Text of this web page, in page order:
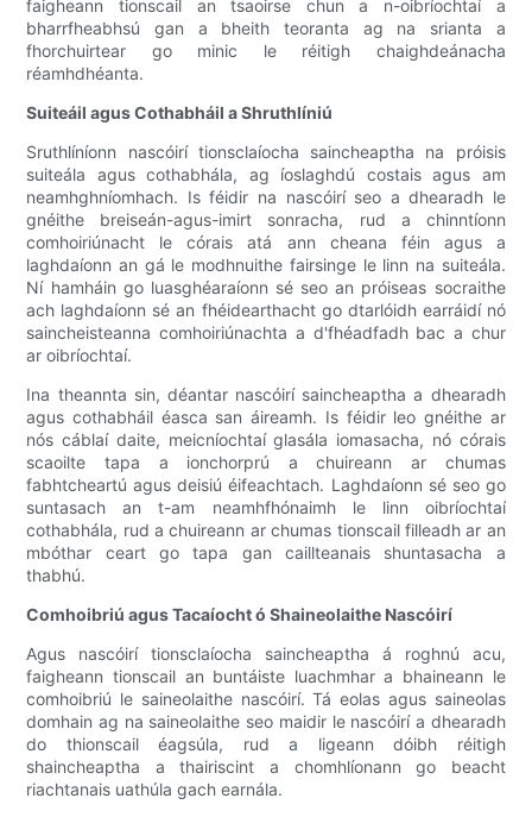
faigheann tionscail an tsaoirse chun a n-oibríochtaí a
bharrfheabhsú gan a bheith teoranta ag na srianta a
fhorchuirtear go minic le réitigh chaighdeánacha
réamhdhéanta.
Suiteáil agus Cothabháil a Shruthlíniú
Sruthlíníonn nascóirí tionsclaíocha saincheaptha na próisis
suiteála agus cothabhála, ag íoslaghdú costais agus am
neamhghníomhach. Is féidir na nascóirí seo a dhearadh le
gnéithe breiseán-agus-imirt sonracha, rud a chinntíonn
comhoiriúnacht le córais atá ann cheana féin agus a
laghdaíonn an gá le modhnuithe fairsinge le linn na suiteála.
Ní hamháin go luasghéaraíonn sé seo an próiseas socraithe
ach laghdaíonn sé an fhéidearthacht go dtarlóidh earráidí nó
saincheisteanna comhoiriúnachta a d'fhéadfadh bac a chur
ar oibríochtaí.
Ina theannta sin, déantar nascóirí saincheaptha a dhearadh
agus cothabháil éasca san áireamh. Is féidir leo gnéithe ar
nós cáblaí daite, meicníochtaí glasála iomasacha, nó córais
scaoilte tapa a ionchorprú a chuireann ar chumas
fabhtcheartú agus deisiú éifeachtach. Laghdaíonn sé seo go
suntasach an t-am neamhfhónaimh le linn oibríochtaí
cothabhála, rud a chuireann ar chumas tionscail filleadh ar an
mbóthar ceart go tapa gan caillteanais shuntasacha a
thabhú.
Comhoibriú agus Tacaíocht ó Shaineolaithe Nascóirí
Agus nascóirí tionsclaíocha saincheaptha á roghnú acu,
faigheann tionscail an buntáiste luachmhar a bhaineann le
comhoibriú le saineolaithe nascóirí. Tá eolas agus saineolas
domhain ag na saineolaithe seo maidir le nascóirí a dhearadh
do thionscail éagsúla, rud a ligeann dóibh réitigh
shaincheaptha a thairiscint a chomhlíonann go beacht
riachtanais uathúla gach earnála.